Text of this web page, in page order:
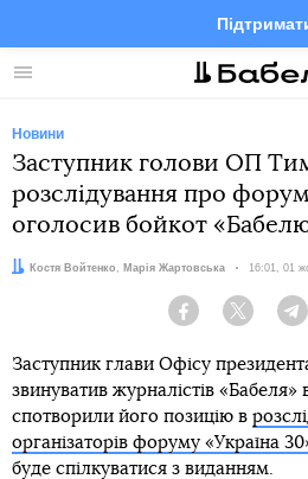
Меню Facebook
Новини
Заступник голови ОП
розслідування про
оголосив бойкот
Автори:
Костя Войтенко , Марія Жартовська Дата:
16:01, 01
Facebook Twitter
Заступник глави Офісу
звинуватив журналістів
спотворили його позицію в
організаторів форуму «Україна
буде спілкуватися з виданням.